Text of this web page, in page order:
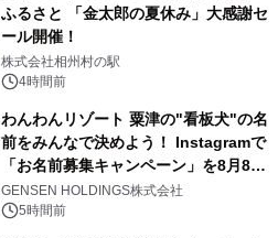
ふるさと 「金太郎の夏休み」大感謝セ
ール開催！
株式会社相州村の駅
4時間前
わんわんリゾート 粟津の"看板犬"の名
前をみんなで決めよう！ Instagramで
「お名前募集キャンペーン」を8月8日
(土)より開催
GENSEN HOLDINGS株式会社
5時間前